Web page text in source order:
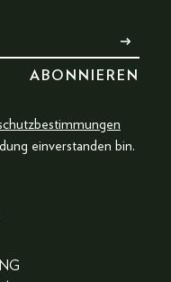
einverstanden bin.